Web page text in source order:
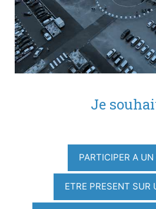
Je
PARTICIPER A UN
ETRE PRESENT SUR